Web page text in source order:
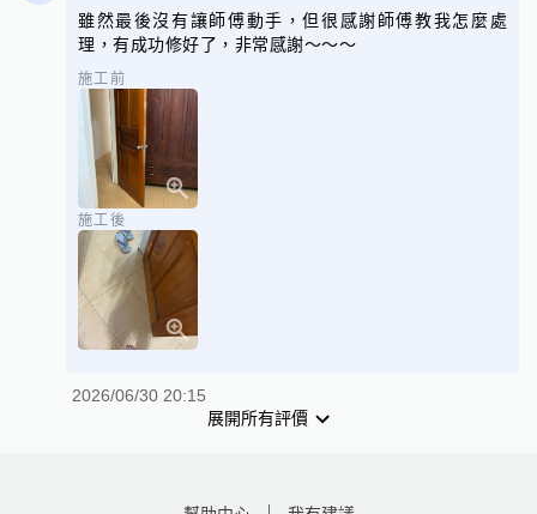
雖然最後沒有讓師傅動手，但很感謝師傅教我怎麼處
理，有成功修好了，非常感謝～～～
施工前
施工後
2026/06/30 20:15
展開所有評價